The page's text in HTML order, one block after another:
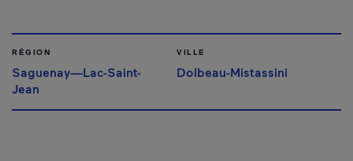
RÉGION
Saguenay—Lac-Saint-
Jean
VILLE
Dolbeau-Mistassini